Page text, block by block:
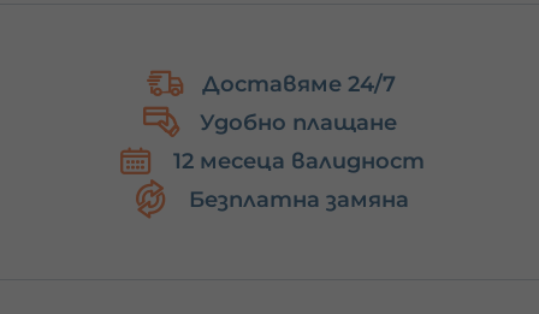
радост и удовлетворение.
Доставяме 24/7
Удобно плащане
12 месеца валидност
Безплатна замяна